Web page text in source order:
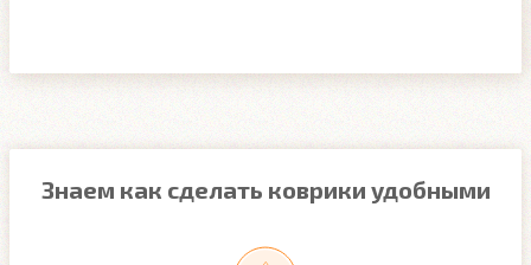
Знаем как сделать коврики удобными